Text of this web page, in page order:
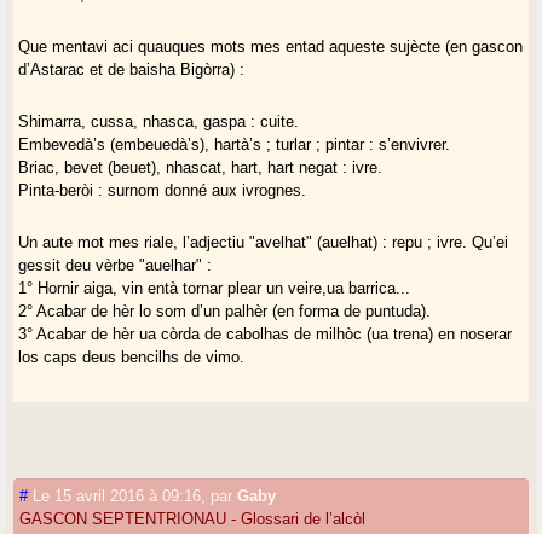
Que mentavi aci quauques mots mes entad aqueste sujècte (en gascon
d’Astarac et de baisha Bigòrra) :
Shimarra, cussa, nhasca, gaspa : cuite.
Embevedà’s (embeuedà’s), hartà’s ; turlar ; pintar : s’envivrer.
Briac, bevet (beuet), nhascat, hart, hart negat : ivre.
Pinta-beròi : surnom donné aux ivrognes.
Un aute mot mes riale, l’adjectiu "avelhat" (auelhat) : repu ; ivre. Qu’ei
gessit deu vèrbe "auelhar" :
1° Hornir aiga, vin entà tornar plear un veire,ua barrica...
2° Acabar de hèr lo som d’un palhèr (en forma de puntuda).
3° Acabar de hèr ua còrda de cabolhas de milhòc (ua trena) en noserar
los caps deus bencilhs de vimo.
# Le 15 avril 2016 à 09:16 parGaby
GASCON SEPTENTRIONAU - Glossari de l’alcòl